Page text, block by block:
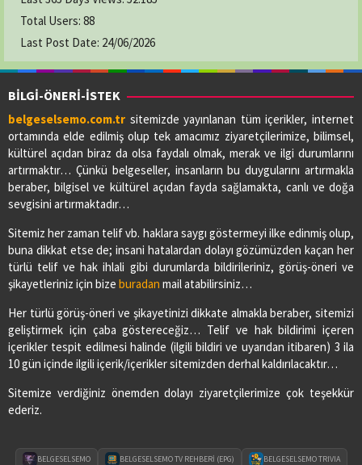
Total Users: 88
Last Post Date: 24/06/2026
BİLGİ-ÖNERİ-İSTEK
belgeselsemo.com.tr sitemizde yayınlanan tüm içerikler, internet
ortamında elde edilmiş olup tek amacımız ziyaretçilerimize, bilimsel,
kültürel açıdan biraz da olsa faydalı olmak, merak ve ilgi durumlarını
artırmaktır… Çünkü belgeseller, insanların bu duygularını artırmakla
beraber, bilgisel ve kültürel açıdan fayda sağlamakta, canlı ve doğa
sevgisini artırmaktadır…
Sitemiz her zaman telif vb. haklara saygı göstermeyi ilke edinmiş olup,
buna dikkat etse de; insani hatalardan dolayı gözümüzden kaçan her
türlü telif ve hak ihlali gibi durumlarda bildirileriniz, görüş-öneri ve
şikayetleriniz için bize buradan mail atabilirsiniz…
Her türlü görüş-öneri ve şikayetinizi dikkate almakla beraber, sitemizi
geliştirmek için çaba göstereceğiz… Telif ve hak bildirimi içeren
içerikler tespit edilmesi halinde (ilgili bildiri ve uyarıdan itibaren) 3 ila
10 gün içinde ilgili içerik/içerikler sitemizden derhal kaldırılacaktır…
Sitemize verdiğiniz önemden dolayı ziyaretçilerimize çok teşekkür
ederiz.
BELGESELSEMO BELGESELSEMO TV REHBERİ (EPG) BELGESELSEMO TRIVIA